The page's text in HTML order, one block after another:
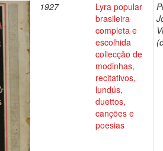
1927
Lyra popular
brasileira
completa e
escolhida
collecção de
modinhas,
recitativos,
lundús,
duettos,
canções e
poesias